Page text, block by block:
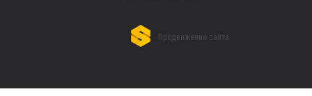
Продвижение сайта